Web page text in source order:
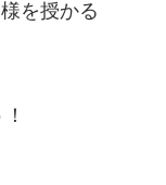
を授かる